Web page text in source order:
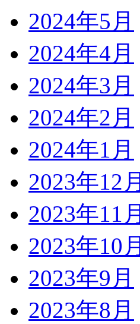
2024年5月
2024年4月
2024年3月
2024年2月
2024年1月
2023年12月
2023年11月
2023年10月
2023年9月
2023年8月